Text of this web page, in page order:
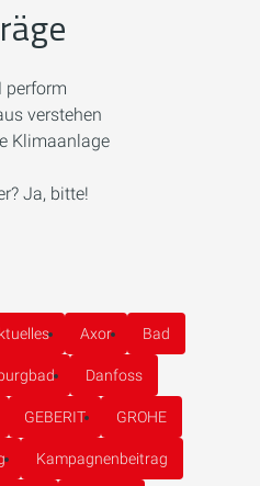
perform
verstehen
Klimaanlage
Ja, bitte!
Axor Bad
Danfoss
GEBERIT GROHE
Kampagnenbeitrag